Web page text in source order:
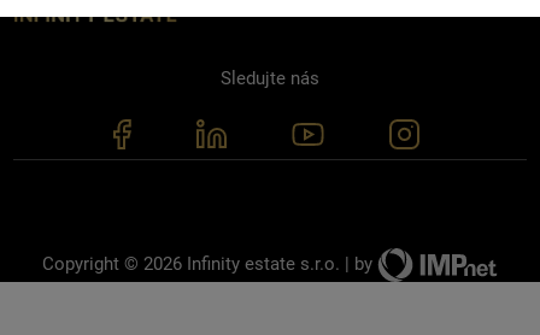
Sledujte nás
Copyright © 2026 Infinity estate s.r.o. | by